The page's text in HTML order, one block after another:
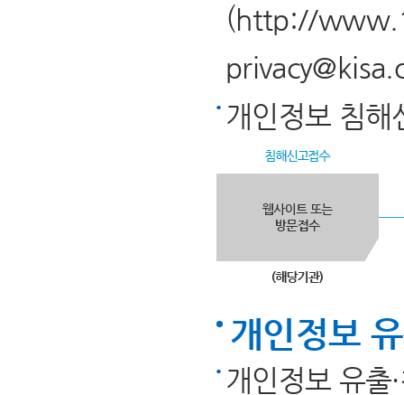
(http://
개인정보 침해
개인정보
개인정보 유출